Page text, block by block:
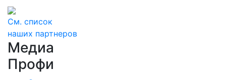
См. список
наших партнеров
Медиа
Профи